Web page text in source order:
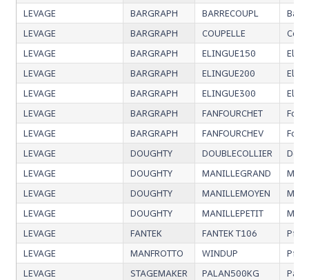
LEVAGE
BARGRAPH BARRECOUPL
LEVAGE
BARGRAPH COUPELLE
LEVAGE
BARGRAPH ELINGUE150
LEVAGE
BARGRAPH ELINGUE200
LEVAGE
BARGRAPH ELINGUE300
LEVAGE
BARGRAPH FANFOURCHET
LEVAGE
BARGRAPH FANFOURCHEV
LEVAGE
DOUGHTY DOUBLECOLLIER
LEVAGE
DOUGHTY MANILLEGRAND
LEVAGE
DOUGHTY MANILLEMOYEN
LEVAGE
DOUGHTY MANILLEPETIT
LEVAGE
FANTEK FANTEK T106
Pied
LEVAGE
MANFROTTO WINDUP
Pied
LEVAGE
STAGEMAKER PALAN500KG